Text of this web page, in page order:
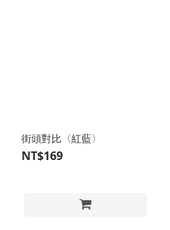
街頭對比〈紅藍〉
NT$169